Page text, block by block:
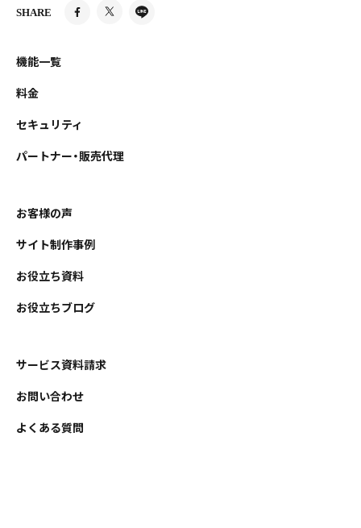
SHARE
機能一覧
料金
セキュリティ
パートナー・販売代理
お客様の声
サイト制作事例
お役立ち資料
お役立ちブログ
サービス資料請求
お問い合わせ
よくある質問